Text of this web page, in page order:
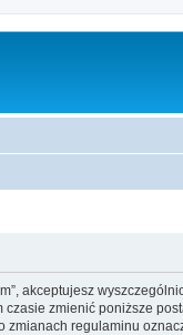
akceptujesz
zmienić poniższe
regulaminu